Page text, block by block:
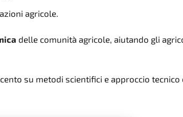
agricole.
delle comunità agricole, aiutando gli
su metodi scientifici e approccio